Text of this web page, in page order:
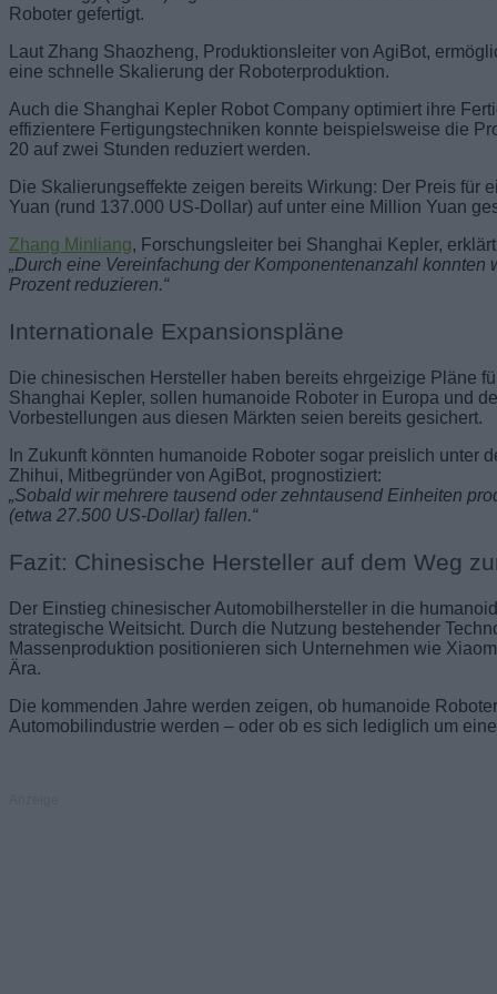
Roboter gefertigt.
Laut Zhang Shaozheng, Produktionsleiter von AgiBot,
eine schnelle Skalierung der Roboterproduktion.
Auch die Shanghai Kepler Robot Company optimiert ihre
effizientere Fertigungstechniken konnte beispielsweise die
20 auf zwei Stunden reduziert werden.
Die Skalierungseffekte zeigen bereits Wirkung: Der Preis für
Yuan (rund 137.000 US-Dollar) auf unter eine Million Yuan
Zhang Minliang, Forschungsleiter bei Shanghai Kepler,
„Durch eine Vereinfachung der Komponentenanzahl
Prozent reduzieren.“
Internationale Expansionspläne
Die chinesischen Hersteller haben bereits ehrgeizige Pläne
Shanghai Kepler, sollen humanoide Roboter in Europa und
Vorbestellungen aus diesen Märkten seien bereits gesichert.
In Zukunft könnten humanoide Roboter sogar preislich unter
Zhihui, Mitbegründer von AgiBot, prognostiziert:
„Sobald wir mehrere tausend oder zehntausend Einheiten
(etwa 27.500 US-Dollar) fallen.“
Fazit: Chinesische Hersteller auf dem Weg
Der Einstieg chinesischer Automobilhersteller in die
strategische Weitsicht. Durch die Nutzung bestehender
Massenproduktion positionieren sich Unternehmen wie
Ära.
Die kommenden Jahre werden zeigen, ob humanoide
Automobilindustrie werden – oder ob es sich lediglich um